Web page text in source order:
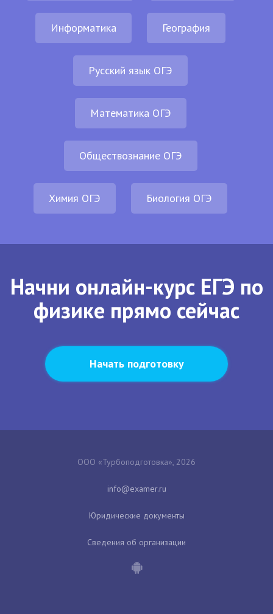
Информатика География
Русский язык ОГЭ
Математика ОГЭ
Обществознание ОГЭ
Химия ОГЭ Биология ОГЭ
Начни онлайн-курс ЕГЭ по
физике прямо сейчас
Начать подготовку
ООО «Турбоподготовка», 2026
Юридические документы
Сведения об организации